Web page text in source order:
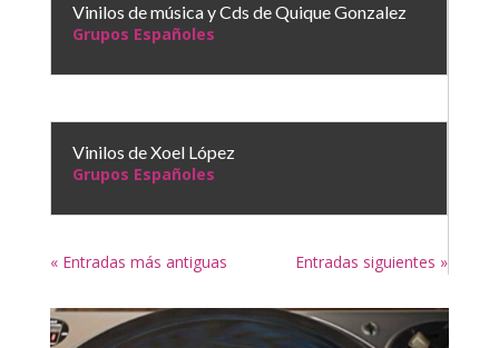
Vinilos de música y Cds de Quique Gonzalez
Grupos Españoles
Vinilos de Xoel López
Grupos Españoles
« Entradas más antiguas Entradas siguientes »